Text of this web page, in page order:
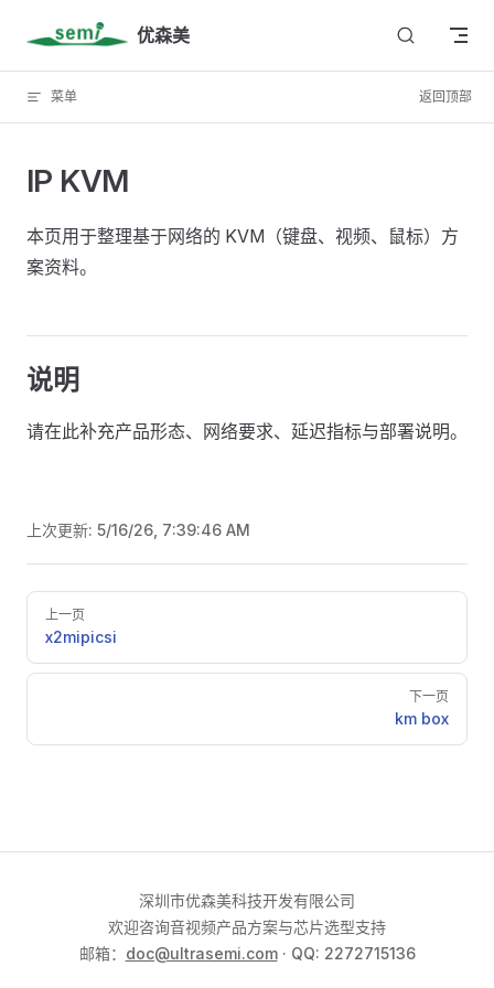
Skip to content 优森美
菜单 返回顶部
IP KVM
本页用于整理基于网络的 KVM（键盘、视频、鼠标）方
案资料。
说明
请在此补充产品形态、网络要求、延迟指标与部署说明。
上次更新: 5/16/26, 7:39:46 AM
Pager
上一页
x2mipicsi
下一页
km box
深圳市优森美科技开发有限公司
欢迎咨询音视频产品方案与芯片选型支持
邮箱： doc@ultrasemi.com· QQ: 2272715136